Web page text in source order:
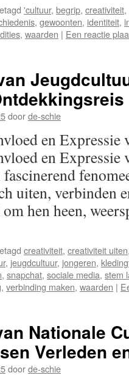
'cultuur, begrip, creativiteit,
, gewoonten, identiteit,
, waarden | Een reactie
doorde-schie
en Expressie
en Expressie
uiten, verbinden
om hen heen,
creativiteit, creativiteit uiten
, jeugdcultuur, jongeren,
, snapchat, sociale media, stem
, verbinding maken, waarden |
Nationale
Verleden
doorde-schie